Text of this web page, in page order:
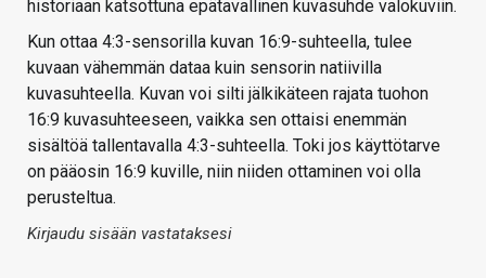
historiaan katsottuna epätavallinen kuvasuhde valokuviin.
Kun ottaa 4:3-sensorilla kuvan 16:9-suhteella, tulee
kuvaan vähemmän dataa kuin sensorin natiivilla
kuvasuhteella. Kuvan voi silti jälkikäteen rajata tuohon
16:9 kuvasuhteeseen, vaikka sen ottaisi enemmän
sisältöä tallentavalla 4:3-suhteella. Toki jos käyttötarve
on pääosin 16:9 kuville, niin niiden ottaminen voi olla
perusteltua.
Kirjaudu sisään vastataksesi